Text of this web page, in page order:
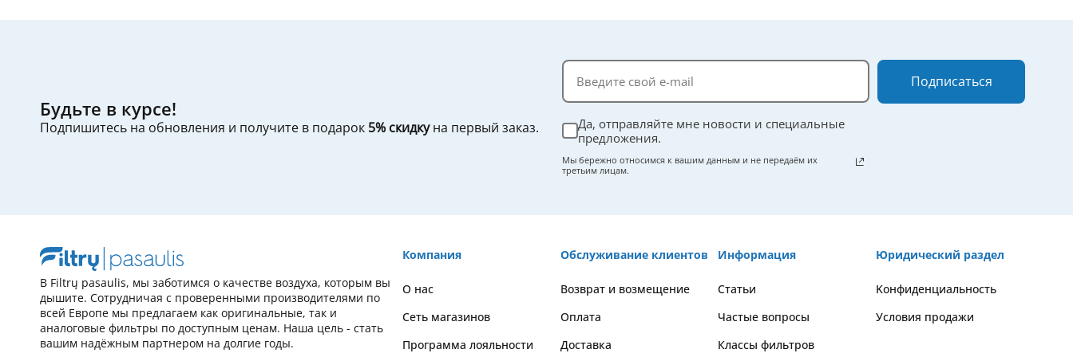
Будьте в курсе!
Подпишитесь на обновления и получите в подарок 5% скидкуна первый заказ.
Да, отправляйте мне новости и специальные
предложения.
Мы бережно относимся к вашим данным и не передаём их
третьим лицам.
Подписаться
В Filtrų pasaulis, мы заботимся о качестве воздуха, которым вы
дышите. Сотрудничая с проверенными производителями по
всей Европе мы предлагаем как оригинальные, так и
аналоговые фильтры по доступным ценам. Наша цель - стать
вашим надёжным партнером на долгие годы.
Компания
О нас
Сеть магазинов
Программа лояльности
Обслуживание клиентов
Возврат и возмещение
Оплата
Доставка
Информация
Статьи
Частые вопросы
Классы фильтров
Юридический раздел
Kонфиденциальность
Условия продажи